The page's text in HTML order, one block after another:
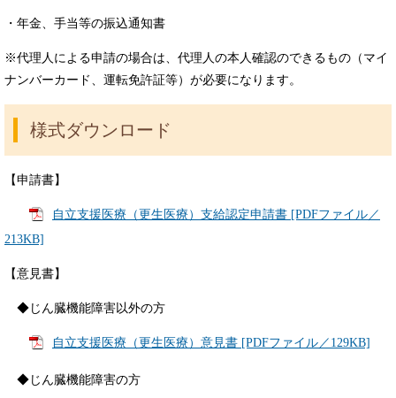
・年金、手当等の振込通知書
※代理人による申請の場合は、代理人の本人確認のできるもの（マイ
ナンバーカード、運転免許証等）が必要になります。
様式ダウンロード
【申請書】
自立支援医療（更生医療）支給認定申請書 [PDFファイル／
213KB]
【意見書】
◆じん臓機能障害以外の方
自立支援医療（更生医療）意見書 [PDFファイル／129KB]
◆じん臓機能障害の方